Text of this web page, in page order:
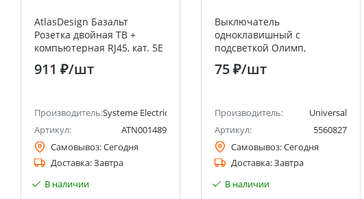
Schneider Electric)
AtlasDesign Базальт
Розетка двойная ТВ +
компьютерная RJ45, кат. 5Е
Systeme Electric (Schneider
Electric)
911 ₽/шт
Производитель:Systeme Electric (ранее Schneider Electric)
Артикул:
ATN001489
Самовывоз:Сегодня
Доставка:Завтра
В наличии
Выключатель
одноклавишный с
подсветкой Олимп,
открытой установки, 10А,
220В, сосна UNIVERSAL
75 ₽/шт
Производитель:
Universal
Артикул:
5560827
Самовывоз:Сегодня
Доставка:Завтра
В наличии